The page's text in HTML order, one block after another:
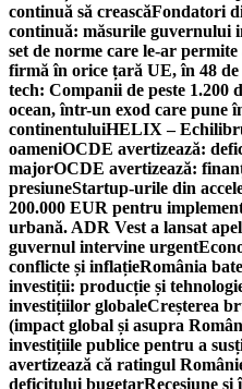
continuă să creascăFondatori
continuă: măsurile guvernului
set de norme care le-ar
firmă în orice țară UE, în 48 de
tech: Companii de peste 1.200
ocean, într-un exod care pune
continentuluiHELIX –
oameniOCDE avertizează:
majorOCDE avertizează:
presiuneStartup-urile din
200.000 EUR pentru
urbană. ADR Vest a lansat
guvernul intervine urgent
conflicte și inflațieRomânia
investiții: producție și
investițiilor globaleCreșterea
(impact global și asupra
investițiile publice pentru a
avertizează că ratingul
deficitului bugetarRecesiune